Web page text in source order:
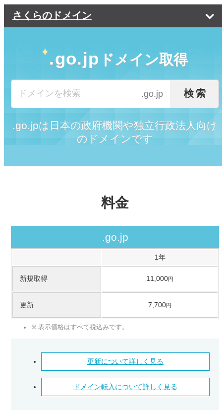
さくらのドメイン
ドメインの選び方
ドメインの選び方
会社に最適な選び方
ドメインの種類
ドメイン転入
よくある質問
ご利用の流れ
.go.jp ドメイン取得
.go.jp 検索
.go.jpは日本の政府機関や独立行政法人向け
のドメインです
料金
.go.jp
1年
新規取得 11,000円
更新 7,700円
表示価格はすべて税込みです。
更新について詳しく見る
ドメイン転入について詳しく見る